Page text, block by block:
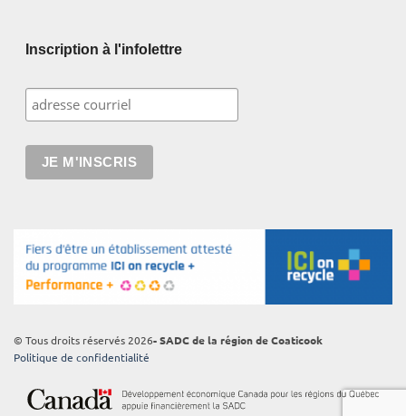
Inscription à l'infolettre
© Tous droits réservés 2026- SADC de la région de Coaticook
Politique de confidentialité